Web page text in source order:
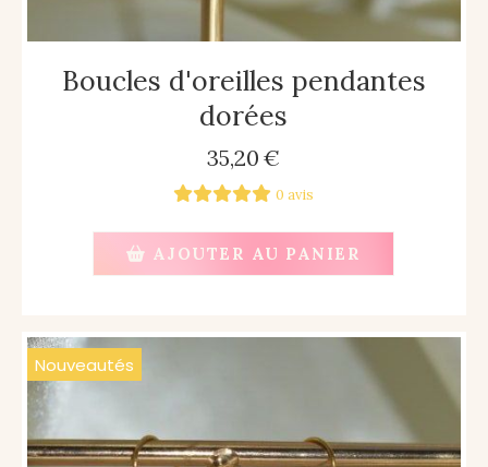
Boucles d'oreilles pendantes
dorées
35,20 €
0 avis
AJOUTER AU PANIER
Nouveautés